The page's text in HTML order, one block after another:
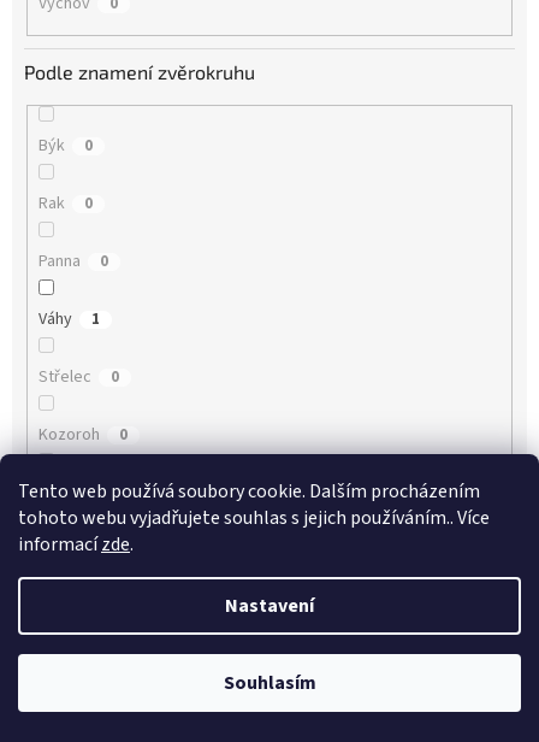
Tento web používá soubory cookie. Dalším procházením
tohoto webu vyjadřujete souhlas s jejich používáním.. Více
informacízde.
Nastavení
Souhlasím
Podle znamení zvěrokruhu
Býk 0
Rak 0
Panna 0
Váhy 1
Střelec 0
Kozoroh 0
Ryby 0
Položek k zobrazení:16
V
ý